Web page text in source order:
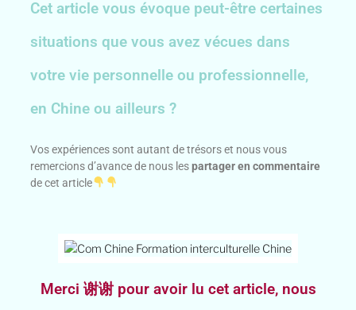
Cet article vous évoque peut-être certaines
situations que vous avez vécues dans
votre vie personnelle ou professionnelle,
en Chine ou ailleurs ?
Vos expériences sont autant de trésors et nous vous
remercions d’avance de nous lespartager en commentaire
de cet article
Merci 谢谢 pour avoir lu cet article, nous